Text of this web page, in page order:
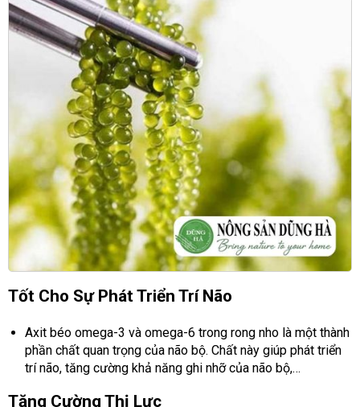
Tốt Cho Sự Phát Triển Trí Não
Axit béo omega-3 và omega-6 trong rong nho là một thành
phần chất quan trọng của não bộ. Chất này giúp phát triển
trí não, tăng cường khả năng ghi nhỡ của não bộ,…
Tăng Cường Thị Lực